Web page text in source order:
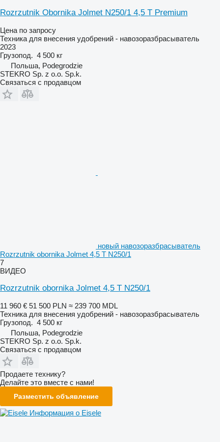
Rozrzutnik Obornika Jolmet N250/1 4,5 T Premium
Цена по запросу
Техника для внесения удобрений - навозоразбрасыватель
2023
Грузопод. 4 500 кг
Польша, Podegrodzie
STEKRO Sp. z o.o. Sp.k.
Связаться с продавцом
новый навозоразбрасыватель
Rozrzutnik obornika Jolmet 4,5 T N250/1
7
ВИДЕО
Rozrzutnik obornika Jolmet 4,5 T N250/1
11 960 € 51 500 PLN ≈ 239 700 MDL
Техника для внесения удобрений - навозоразбрасыватель
Грузопод. 4 500 кг
Польша, Podegrodzie
STEKRO Sp. z o.o. Sp.k.
Связаться с продавцом
Продаете технику?
Делайте это вместе с нами!
Разместить объявление
Информация о Eisele